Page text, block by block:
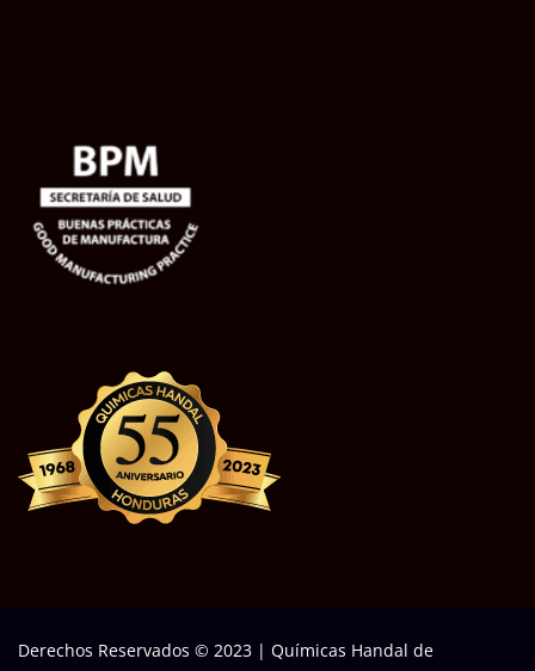
Derechos Reservados © 2023 | Químicas Handal de